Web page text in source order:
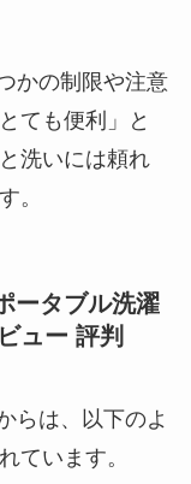
かの制限や注意
ても便利」と
洗いには頼れ
。
ータブル洗濯
ュー 評判
らは、以下のよ
ています。